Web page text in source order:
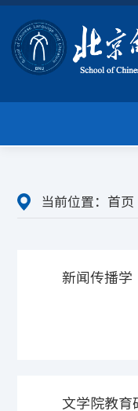
当前位置： 首页
新闻传播学
文学院教育